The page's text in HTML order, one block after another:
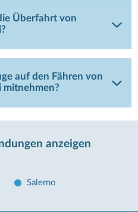
Überfahrt von
auf den Fähren von
mitnehmen?
anzeigen
Salerno